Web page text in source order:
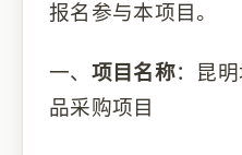
报名参与本项目。
一、 项目名称： 昆
品采购项目